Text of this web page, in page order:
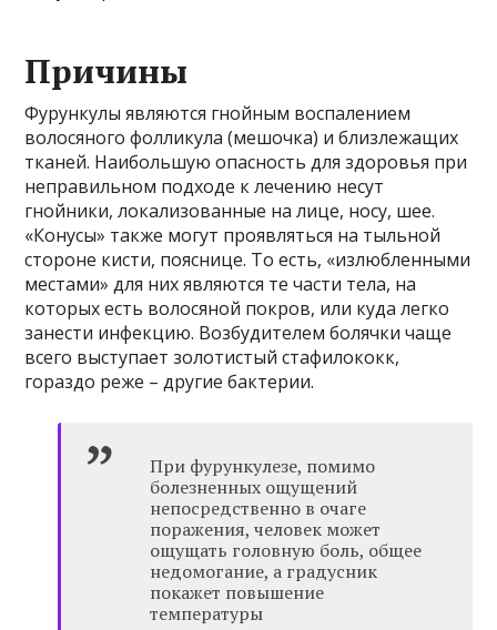
Причины
Фурункулы являются гнойным воспалением
волосяного фолликула (мешочка) и близлежащих
тканей. Наибольшую опасность для здоровья при
неправильном подходе к лечению несут
гнойники, локализованные на лице, носу, шее.
«Конусы» также могут проявляться на тыльной
стороне кисти, пояснице. То есть, «излюбленными
местами» для них являются те части тела, на
которых есть волосяной покров, или куда легко
занести инфекцию. Возбудителем болячки чаще
всего выступает золотистый стафилококк,
гораздо реже – другие бактерии.
При фурункулезе, помимо
болезненных ощущений
непосредственно в очаге
поражения, человек может
ощущать головную боль, общее
недомогание, а градусник
покажет повышение
температуры